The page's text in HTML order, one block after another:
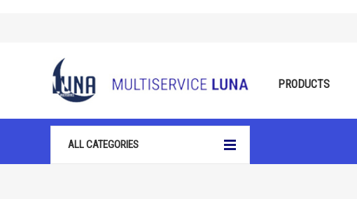
PRODUCTS
ALL CATEGORIES